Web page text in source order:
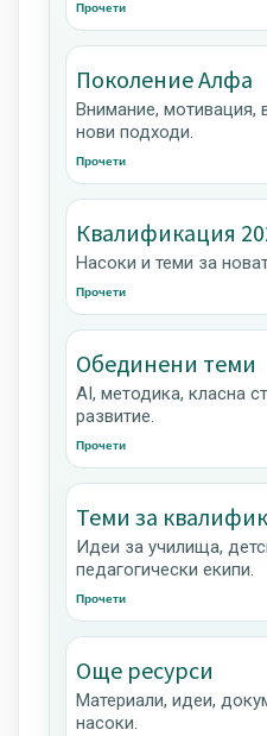
Прочети
Поколение Алфа
Внимание, мотивация,
нови подходи.
Прочети
Квалификация
Насоки и теми за
Прочети
Обединени теми
AI, методика, класна
развитие.
Прочети
Теми за
Идеи за училища,
педагогически екипи.
Прочети
Още ресурси
Материали, идеи,
насоки.